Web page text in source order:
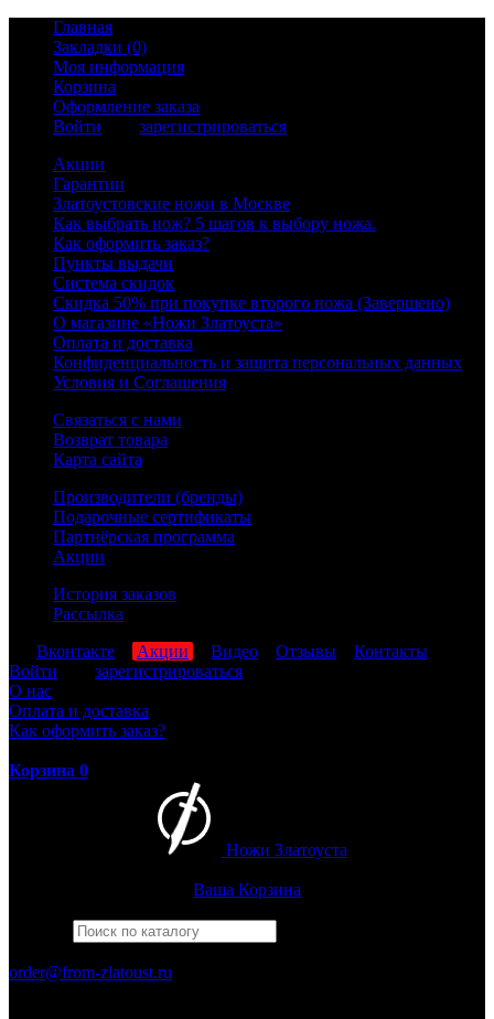
Главная
Закладки (0)
Моя информация
Корзина
Оформление заказа
Войти
зарегистрироваться
Акции
Гарантии
Златоустовские ножи в Москве
Как выбрать нож? 5 шагов к выбору ножа.
Как оформить заказ?
Пункты выдачи
Система скидок
Скидка 50% при покупке второго ножа (Завершено)
О магазине «Ножи Златоуста»
Оплата и доставка
Конфиденциальность и защита персональных данных
Условия и Соглашения
Связаться с нами
Возврат товара
Карта сайта
Производители (бренды)
Подарочные сертификаты
Партнёрская программа
Акции
История заказов
Рассылка
Вконтакте Акции Видео Отзывы
Контакты
Войти
зарегистрироваться
О нас
Оплата и доставка
Как оформить заказ?
Корзина 0
Ножи Златоуста
Ваша Корзина
order@from-zlatoust.ru